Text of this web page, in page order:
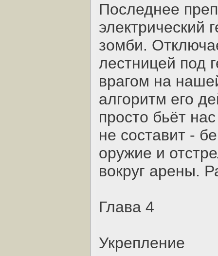
Последнее
электрический
зомби.
лестницей под
врагом на
алгоритм его
просто бьёт
не составит -
оружие и
вокруг арены.
Глава 4
Укрепление